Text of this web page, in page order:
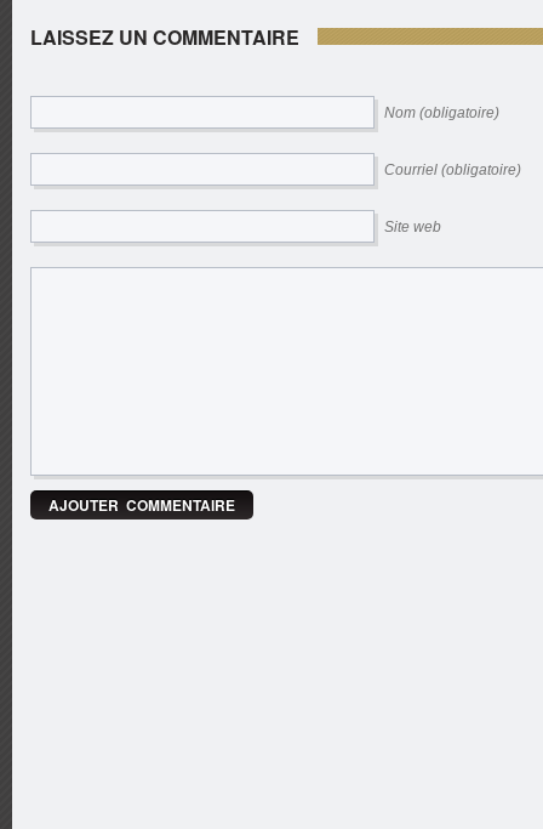
LAISSEZ UN COMMENTAIRE
Nom (obligatoire)
Courriel (obligatoire)
Site web